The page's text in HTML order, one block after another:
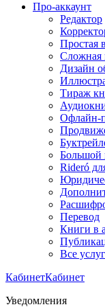
Про-аккаунт
Редактор
Простая
Сложная
Дизайн
Тираж
Офлайн-
Большой
Rideró
Перевод
Книги в
Все
КабинетКабинет
Уведомления